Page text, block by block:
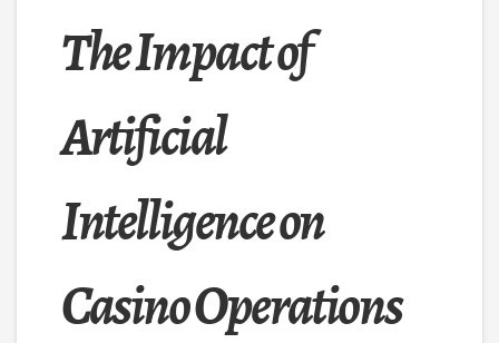
The Impact of
Artificial
Intelligence on
Casino Operations